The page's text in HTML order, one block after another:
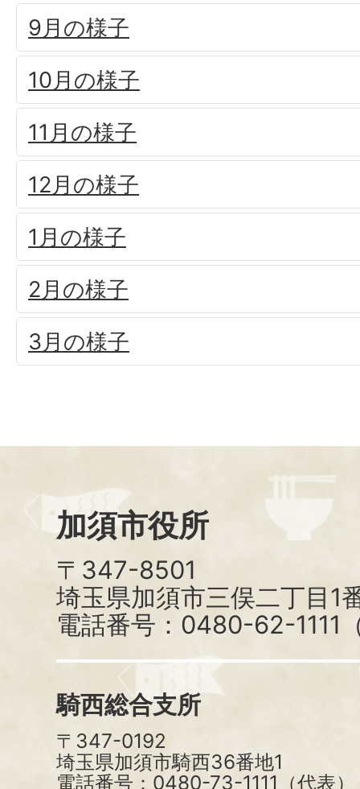
9月の様子
10月の様子
11月の様子
12月の様子
1月の様子
2月の様子
3月の様子
加須市役所
〒347-8501
埼玉県加須市三俣二丁目1
電話番号：0480-62-1111
騎西総合支所
〒347-0192
埼玉県加須市騎西36番地1
電話番号：0480-73-1111（代表）